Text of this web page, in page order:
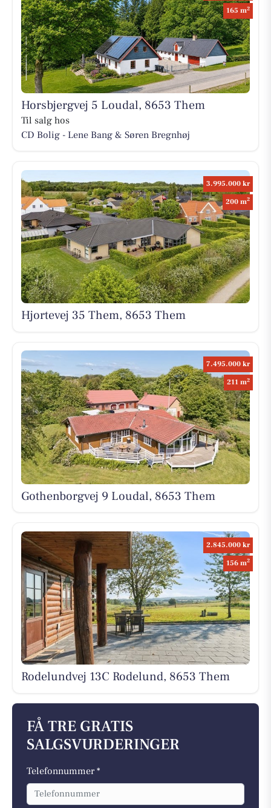
165 m2
Horsbjergvej 5 Loudal, 8653 Them
Til salg hos
CD Bolig - Lene Bang & Søren Bregnhøj
3.995.000 kr
200 m2
Hjortevej 35 Them, 8653 Them
7.495.000 kr
211 m2
Gothenborgvej 9 Loudal, 8653 Them
2.845.000 kr
156 m2
Rodelundvej 13C Rodelund, 8653 Them
FÅ TRE GRATIS
SALGSVURDERINGER
Telefonnummer *